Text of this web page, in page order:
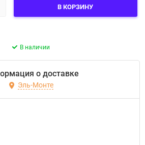
В КОРЗИНУ
В наличии
о доставке
Эль-Монте